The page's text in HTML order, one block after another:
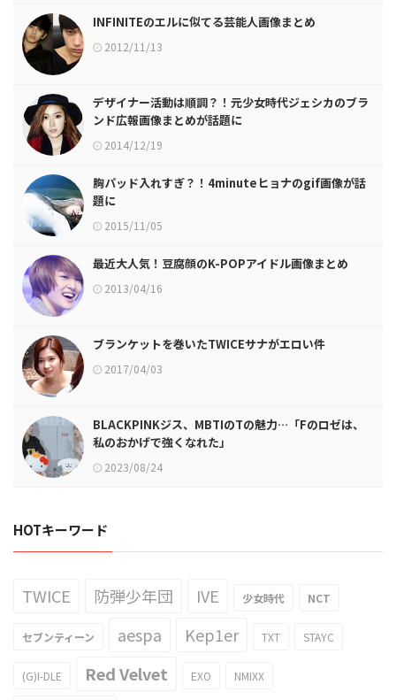
INFINITEのエルに似てる芸能人画像まとめ
2012/11/13
デザイナー活動は順調？！元少女時代ジェシカのブラ
ンド広報画像まとめが話題に
2014/12/19
胸パッド入れすぎ？！4minuteヒョナのgif画像が話
題に
2015/11/05
最近大人気！豆腐顔のK-POPアイドル画像まとめ
2013/04/16
ブランケットを巻いたTWICEサナがエロい件
2017/04/03
BLACKPINKジス、MBTIのTの魅力…「Fのロゼは、
私のおかげで強くなれた」
2023/08/24
HOTキーワード
TWICE 防弾少年団 IVE 少女時代 NCT
セブンティーン aespa Kep1er TXT STAYC
(G)I-DLE Red Velvet EXO NMIXX